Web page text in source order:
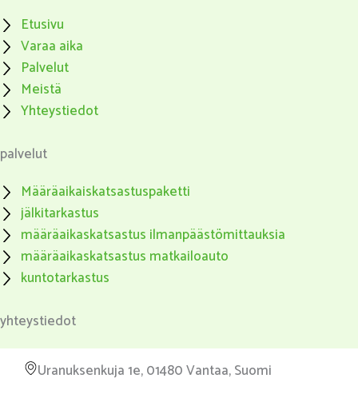
Etusivu
Varaa aika
Palvelut
Meistä
Yhteystiedot
palvelut
Määräaikaiskatsastuspaketti
jälkitarkastus
määräaikaskatsastus ilmanpäästömittauksia
määräaikaskatsastus matkailoauto
kuntotarkastus
yhteystiedot
Uranuksenkuja 1e, 01480 Vantaa, Suomi